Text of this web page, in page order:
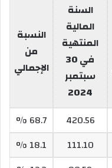
السنة
المالية
المنتهية
في 30
سبتمبر
2024
النسبة
من
الإجمالي
420.56
68.7 %
111.10
18.1 %